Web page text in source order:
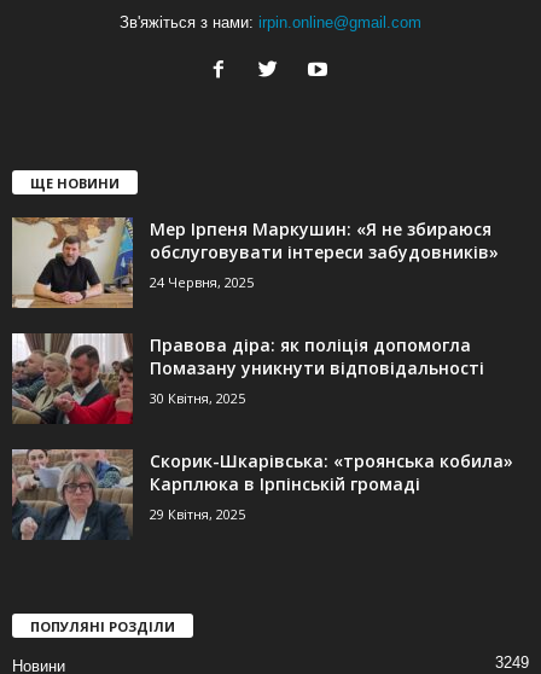
Зв'яжіться з нами: irpin.online@gmail.com
ЩЕ НОВИНИ
Мер Ірпеня Маркушин: «Я не збираюся
обслуговувати інтереси забудовників»
24 Червня, 2025
Правова діра: як поліція допомогла
Помазану уникнути відповідальності
30 Квітня, 2025
Скорик-Шкарівська: «троянська кобила»
Карплюка в Ірпінській громаді
29 Квітня, 2025
ПОПУЛЯНІ РОЗДІЛИ
Новини 3249